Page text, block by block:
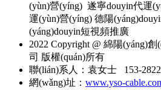
(yùn)營(yíng) 遂寧douyin代運
運(yùn)營(yíng) 德陽
(yáng)douyin短視頻推廣
2022 Copyright @ 綿陽(yáng)
司 版權(quán)所有
聯(lián)系人：袁女士 153-
網(wǎng)址： www.yso-